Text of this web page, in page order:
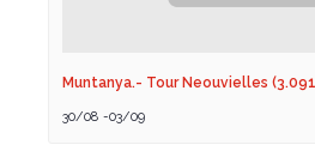
Muntanya.- Tour Neouvielles
30/08 -03/09